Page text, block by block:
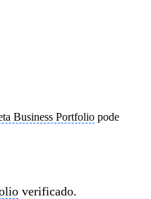
Business Portfolio pode
verificado.